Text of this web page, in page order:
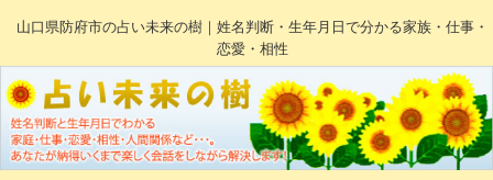
山口県防府市の占い未来の樹｜姓名判断・生年月日で分かる家族・仕事・
恋愛・相性